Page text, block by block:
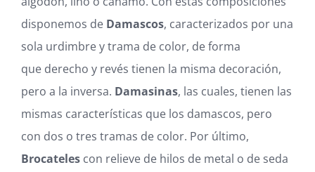
disponemos de Damascos, caracterizados por una
sola urdimbre y trama de color, de forma
que derecho y revés tienen la misma decoración,
pero a la inversa. Damasinas, las cuales, tienen las
mismas características que los damascos, pero
con dos o tres tramas de color. Por último,
Brocateles con relieve de hilos de metal o de seda